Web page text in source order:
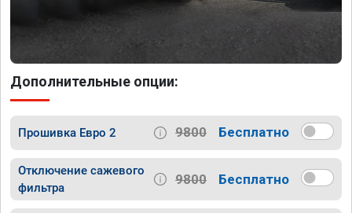
Дополнительные опции:
Прошивка Евро 2 9800 Бесплатно
Отключение сажевого
фильтра
9800 Бесплатно